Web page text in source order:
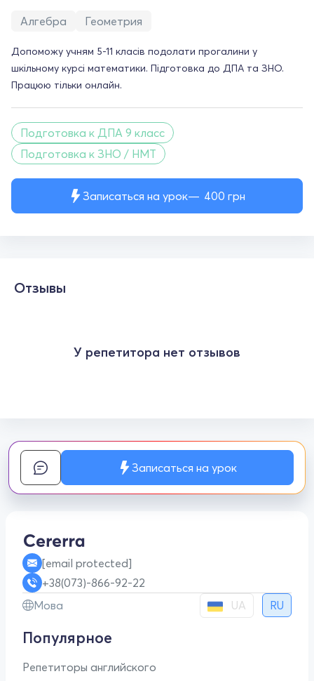
Записаться на урок 400 грн
Алгебра Геометрия
Допоможу учням 5-11 класів подолати прогалини у
шкільному курсі математики. Підготовка до ДПА та ЗНО.
Працюю тільки онлайн.
Подготовка к ДПА 9 класс
Подготовка к ЗНО / НМТ
Отзывы
У репетитора нет отзывов
Записаться на урок
[email protected]
+38(073)-866-92-22
Мова
UA RU
Популярное
Репетиторы английского